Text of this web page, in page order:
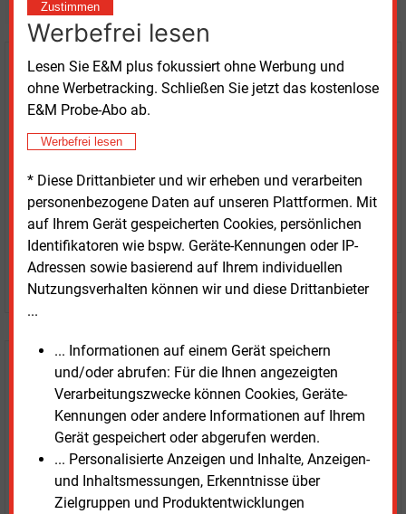
Zustimmen
Werbefrei lesen
Lesen Sie E&M plus fokussiert ohne Werbung und
ohne Werbetracking. Schließen Sie jetzt das kostenlose
E&M Probe-Abo ab.
Werbefrei lesen
* Diese Drittanbieter und wir erheben und verarbeiten
personenbezogene Daten auf unseren Plattformen. Mit
auf Ihrem Gerät gespeicherten Cookies, persönlichen
Identifikatoren wie bspw. Geräte-Kennungen oder IP-
Adressen sowie basierend auf Ihrem individuellen
Nutzungsverhalten können wir und diese Drittanbieter
...
... Informationen auf einem Gerät speichern
und/oder abrufen: Für die Ihnen angezeigten
Verarbeitungszwecke können Cookies, Geräte-
Kennungen oder andere Informationen auf Ihrem
Gerät gespeichert oder abgerufen werden.
... Personalisierte Anzeigen und Inhalte, Anzeigen-
und Inhaltsmessungen, Erkenntnisse über
Zielgruppen und Produktentwicklungen
Kaufen Sie den Artikel
erhalten Sie sofort diesen redaktionellen Beitrag für
nur €8.93
JETZT ARTIKEL KAUFEN
Testen SieE&M
kostenlos und
unverbindlich
Zwei Wochen kostenfreier Zugang
Zugang auf stündlich aktualisierte Nachrichten mit
Prognose- und Marktdaten
+ einmal täglich E&M daily